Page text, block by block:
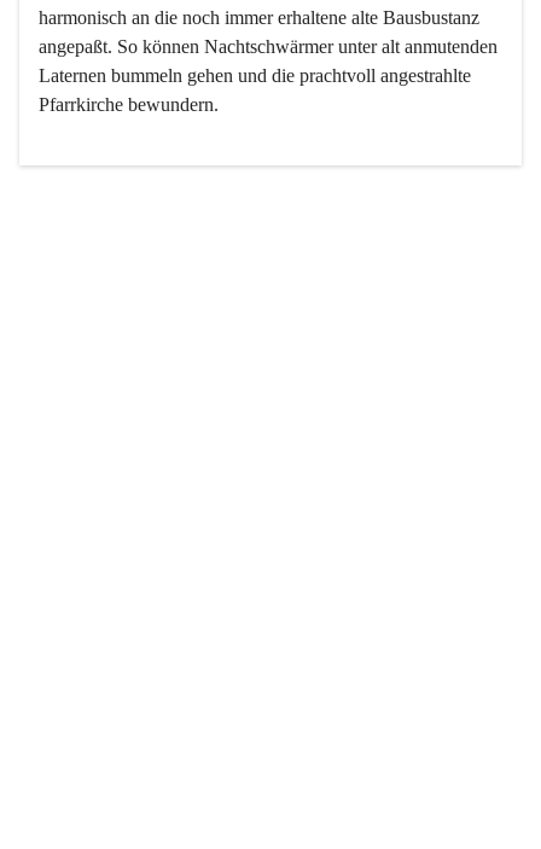
harmonisch an die noch immer erhaltene alte Bausbustanz
angepaßt. So können Nachtschwärmer unter alt anmutenden
Laternen bummeln gehen und die prachtvoll angestrahlte
Pfarrkirche bewundern.
Der Weinbau dominert heute nicht mehr, ist aber integrativer